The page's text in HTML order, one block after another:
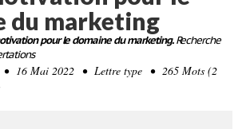
du marketing
pour le domaine du marketing.Recherche
• 16 Mai 2022 • Lettre type • 265 Mots (2